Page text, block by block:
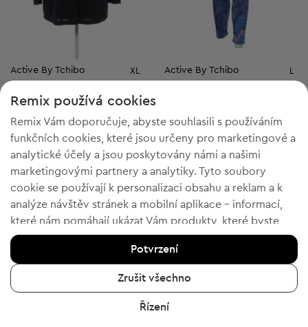
Active By Tchibo XL
Doporučená cena:
RRP 487,00 Kč (-81%)
Active By Tchibo L
Doporučená cena:
RRP487,00 Kč (-85%)
Remix používá cookies
Remix Vám doporučuje, abyste souhlasili s používáním
funkčních cookies, které jsou určeny pro marketingové a
analytické účely a jsou poskytovány námi a našimi
marketingovými partnery a analytiky. Tyto soubory
cookie se používají k personalizaci obsahu a reklam a k
analýze návštěv stránek a mobilní aplikace - informací,
které nám pomáhají ukázat Vám produkty, které byste
chtěli. Pokud souhlasíte, potvrďte prosím kliknutím na
tlačítko „Ano, souhlasím“.
Chcete-li získat více informací, klikněte na „Chci více
informací“ nebo navštivte „Zásady ochrany osobních
údajů a cookies“. Nastavení souborů cookie můžete
Potvrzení
Zrušit všechno
Řízení